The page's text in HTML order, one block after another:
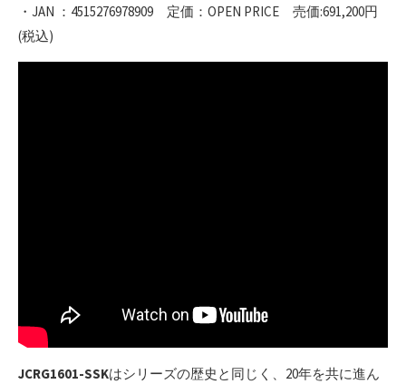
・JAN ：4515276978909 定価：OPEN PRICE 売価:691,200円
(税込)
JCRG1601-SSKはシリーズの歴史と同じく、20年を共に進ん